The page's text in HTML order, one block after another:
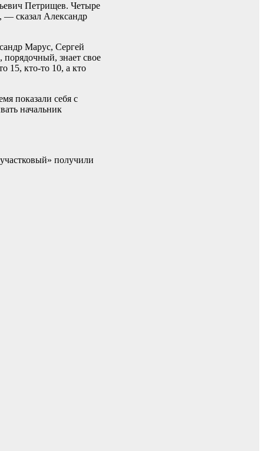
Петрищев. Четыре
— сказал Александр
Марус, Сергей
знает свое
15, кто-то 10, а кто
показали себя с
начальник
получили